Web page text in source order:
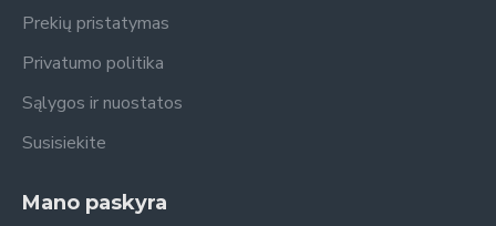
Prekių pristatymas
Privatumo politika
Sąlygos ir nuostatos
Susisiekite
Mano paskyra